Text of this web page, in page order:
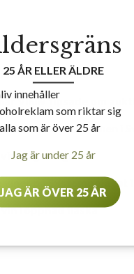
vinland
Vinliv tipsade om
vinbranschen i
– egentligen?
viner på Systembolaget
i öppnad flaska
25 ÅR ELLER ÄLDRE
innehåller
som riktar sig
som är över 25 år
Jag är under 25 år
JAG ÄR ÖVER 25 ÅR